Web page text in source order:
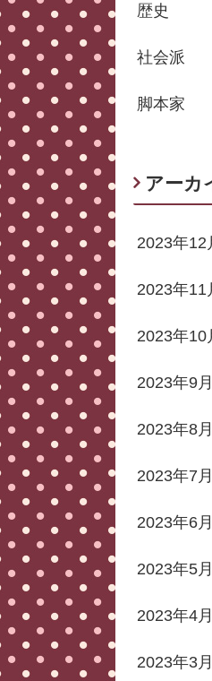
歴史
社会派
脚本家
アーカ
2023年12
2023年11
2023年10
2023年9月
2023年8月
2023年7月
2023年6月
2023年5月
2023年4月
2023年3月